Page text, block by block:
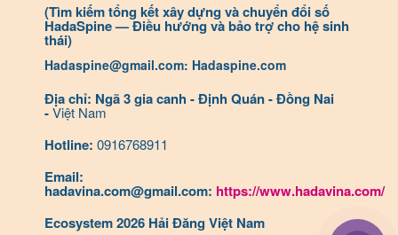
(Tìm kiếm tổng kết xây dựng và chuyển đổi số
HadaSpine — Điều hướng và bảo trợ cho hệ sinh
thái)
Hadaspine@gmail.com: Hadaspine.com
Địa chỉ: Ngã 3 gia canh - Định Quán - Đồng Nai
-Việt Nam
Hotline: 0916768911
Email:
hadavina.com@gmail.com: https://www.hadavina.com/
Ecosystem 2026 Hải Đăng Việt Nam